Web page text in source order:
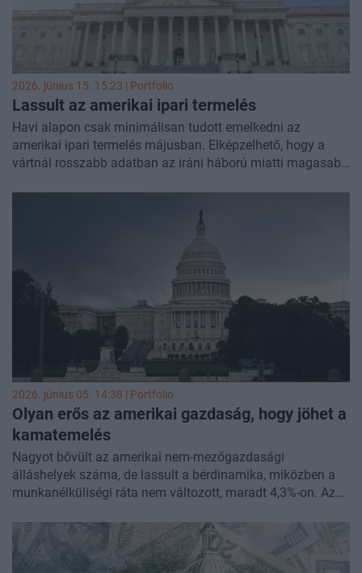
2026. június 15. 15:23 | Portfolio
Lassult az amerikai ipari termelés
Havi alapon csak minimálisan tudott emelkedni az
amerikai ipari termelés májusban. Elképzelhető, hogy a
vártnál rosszabb adatban az iráni háború miatti magasabb
2026. június 05. 14:38 | Portfolio
Olyan erős az amerikai gazdaság, hogy jöhet a
kamatemelés
Nagyot bővült az amerikai nem-mezőgazdasági
álláshelyek száma, de lassult a bérdinamika, miközben a
munkanélküliségi ráta nem változott, maradt 4,3%-on. Az
is egyaránt afelé mutatnak, hogy az amerikai gazdaság
kirobbanó formában van, ahol viszont az infláció egyre
nagyobb probléma. Ezután az amerikai jegybankon,